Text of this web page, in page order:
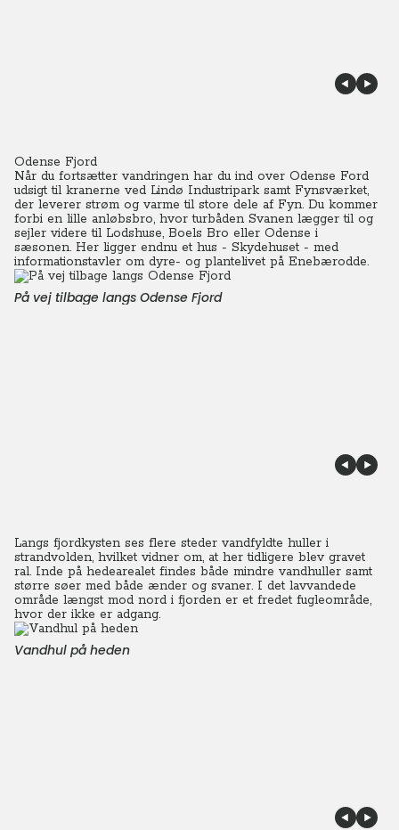
Odense Fjord
Når du fortsætter vandringen har du ind over Odense Ford
udsigt til kranerne ved Lindø Industripark samt Fynsværket,
der leverer strøm og varme til store dele af Fyn. Du kommer
forbi en lille anløbsbro, hvor turbåden Svanen lægger til og
sejler videre til Lodshuse, Boels Bro eller Odense i
sæsonen. Her ligger endnu et hus - Skydehuset - med
informationstavler om dyre- og plantelivet på Enebærodde.
På vej tilbage langs Odense Fjord
Langs fjordkysten ses flere steder vandfyldte huller i
strandvolden, hvilket vidner om, at her tidligere blev gravet
ral. Inde på hedearealet findes både mindre vandhuller samt
større søer med både ænder og svaner. I det lavvandede
område længst mod nord i fjorden er et fredet fugleområde,
hvor der ikke er adgang.
Vandhul på heden